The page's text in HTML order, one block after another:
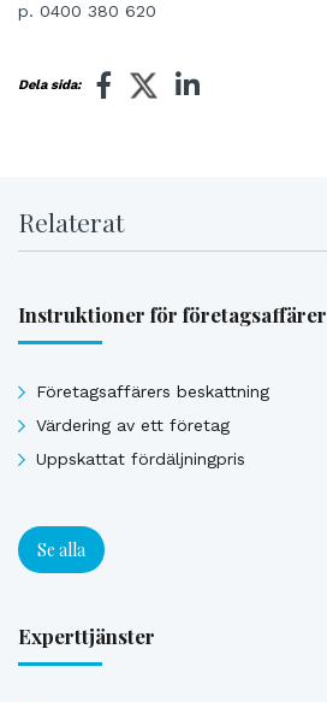
p. 0400 380 620
Dela sida:
Relaterat
Instruktioner för företagsaffärer
Företagsaffärers beskattning
Värdering av ett företag
Uppskattat fördäljningpris
Se alla
Experttjänster